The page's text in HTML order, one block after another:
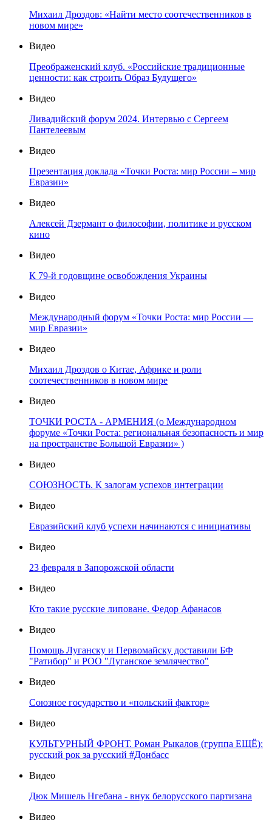
Михаил Дроздов: «Найти место соотечественников в
новом мире»
Видео
Преображенский клуб. «Российские традиционные
ценности: как строить Образ Будущего»
Видео
Ливадийский форум 2024. Интервью с Сергеем
Пантелеевым
Видео
Презентация доклада «Точки Роста: мир России – мир
Евразии»
Видео
Алексей Дзермант о философии, политике и русском
кино
Видео
К 79-й годовщине освобождения Украины
Видео
Международный форум «Точки Роста: мир России —
мир Евразии»
Видео
Михаил Дроздов о Китае, Африке и роли
соотечественников в новом мире
Видео
ТОЧКИ РОСТА - АРМЕНИЯ (о Международном
форуме «Точки Роста: региональная безопасность и мир
на пространстве Большой Евразии» )
Видео
СОЮЗНОСТЬ. К залогам успехов интеграции
Видео
Евразийский клуб успехи начинаются с инициативы
Видео
23 февраля в Запорожской области
Видео
Кто такие русские липоване. Федор Афанасов
Видео
Помощь Луганску и Первомайску доставили БФ
"Ратибор" и РОО "Луганское землячество"
Видео
Союзное государство и «польский фактор»
Видео
КУЛЬТУРНЫЙ ФРОНТ. Роман Рыкалов (группа ЕЩЁ):
русский рок за русский #Донбасс
Видео
Дюк Мишель Нгебана - внук белорусского партизана
Видео